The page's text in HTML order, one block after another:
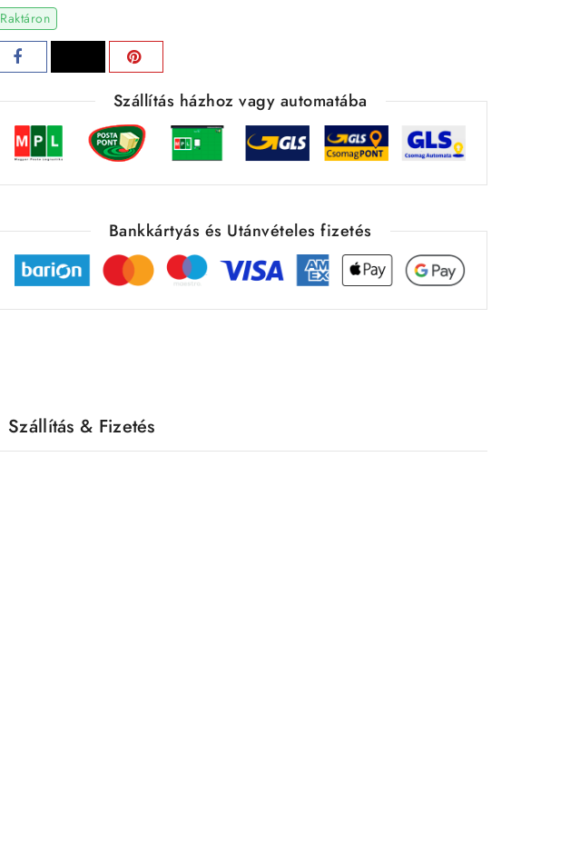
Raktáron
Szállítás házhoz vagy automatába
Bankkártyás és Utánvételes fizetés
Szállítás & Fizetés